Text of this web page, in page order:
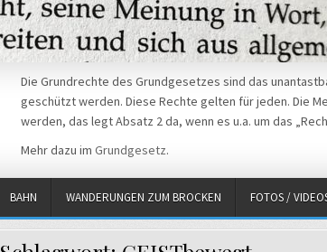
Die Grundrechte des Grundgesetzes sind das
geschützt werden. Diese Rechte gelten für jeden. Die
werden, das legt Absatz 2 da, wenn es u.a. um das
Mehr dazu im Grundgesetz.
BAHN WANDERUNGEN ZUM BROCKEN FOTOS /